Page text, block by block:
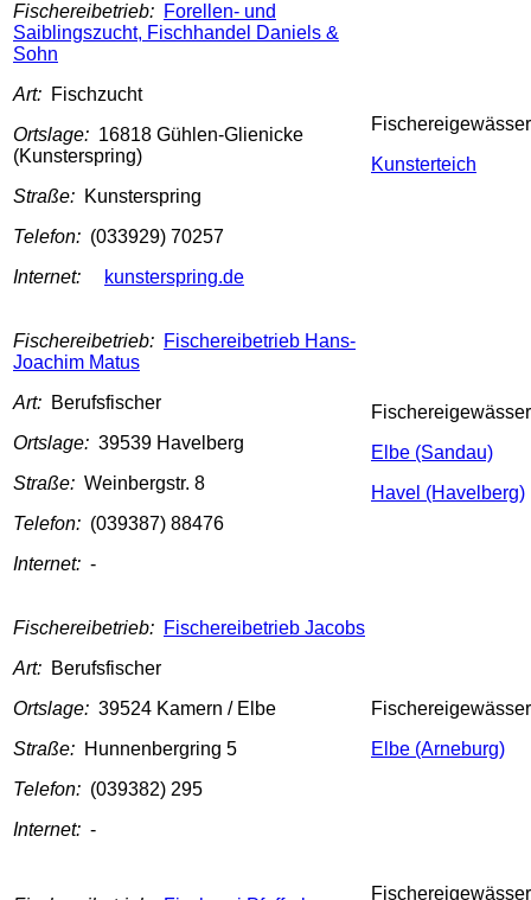
Fischereibetrieb: Forellen- und
Saiblingszucht, Fischhandel Daniels &
Sohn
Art: Fischzucht
Ortslage: 16818 Gühlen-Glienicke
(Kunsterspring)
Straße: Kunsterspring
Telefon: (033929) 70257
Internet:
kunsterspring.de
Fischereigewässer
Kunsterteich
Fischereibetrieb: Fischereibetrieb Hans-
Joachim Matus
Art: Berufsfischer
Ortslage: 39539 Havelberg
Straße: Weinbergstr. 8
Telefon: (039387) 88476
Internet: -
Fischereigewässer
Elbe (Sandau)
Havel (Havelberg)
Fischereibetrieb: Fischereibetrieb Jacobs
Art: Berufsfischer
Ortslage: 39524 Kamern / Elbe
Straße: Hunnenbergring 5
Telefon: (039382) 295
Internet: -
Fischereigewässer
Elbe (Arneburg)
Fischereigewässer